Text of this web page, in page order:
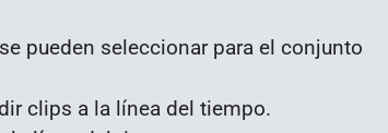
pueden seleccionar para el conjunto
clips a la línea del tiempo.